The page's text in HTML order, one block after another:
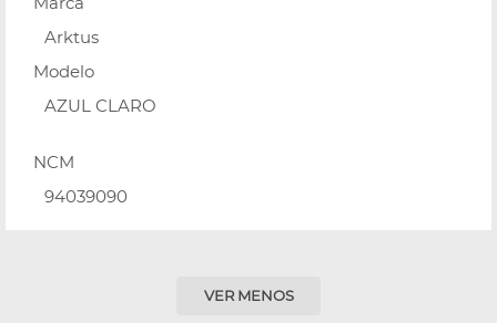
Arktus
Modelo
AZUL CLARO
NCM
94039090
VER MENOS